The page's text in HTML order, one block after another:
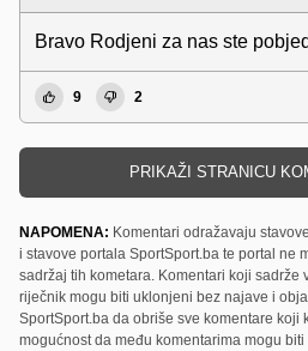
Bravo Rodjeni za nas ste
9 2
PRIKAŽI STRANICU
NAPOMENA: Komentari odražavaju
i stavove portala SportSport.ba te portal ne
sadržaj tih kometara. Komentari koji sadrže
riječnik mogu biti uklonjeni bez najave i
SportSport.ba da obriše sve komentare koji
mogućnost da među komentarima mogu